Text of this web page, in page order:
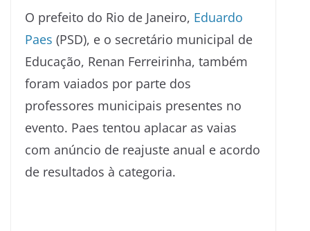
O prefeito do Rio de Janeiro, Eduardo
Paes (PSD), e o secretário municipal de
Educação, Renan Ferreirinha, também
foram vaiados por parte dos
professores municipais presentes no
evento. Paes tentou aplacar as vaias
com anúncio de reajuste anual e acordo
de resultados à categoria.